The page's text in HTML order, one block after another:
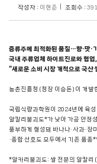
작성자 : 이현준 조회수 : 391
증류주에 최적화된 품질…향·맛·
국내 주류업체 하이트진로와 협
“새로운 소비 시장 개척으로 국산
농촌진흥청(청장 이승돈)이 개발
국립식량과학원이 2024년에 육성
알칼리붕괴도*가 낮아 가공 안정
풍부하게 형성돼 바나나·사과·장
·종합 선호도 모두에서 기존 품종
*알카리붕괴도: 쌀 전분의 알칼리